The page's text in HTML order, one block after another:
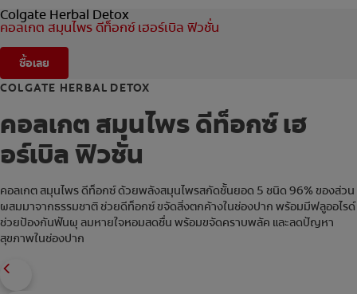
Colgate Herbal Detox
คอลเกต สมุนไพร ดีท็อกซ์ เฮอร์เบิล ฟิวชั่น
ซื้อเลย
COLGATE HERBAL DETOX
คอลเกต สมุนไพร ดีท็อกซ์ เฮ
อร์เบิล ฟิวชั่น
คอลเกต สมุนไพร ดีท็อกซ์ ด้วยพลังสมุนไพรสกัดชั้นยอด 5 ชนิด 96% ของส่วน
ผสมมาจากธรรมชาติ ช่วยดีท็อกซ์ ขจัดสิ่งตกค้างในช่องปาก พร้อมมีฟลูออไรด์
ช่วยป้องกันฟันผุ ลมหายใจหอมสดชื่น พร้อมขจัดคราบพลัค และลดปัญหา
สุขภาพในช่องปาก